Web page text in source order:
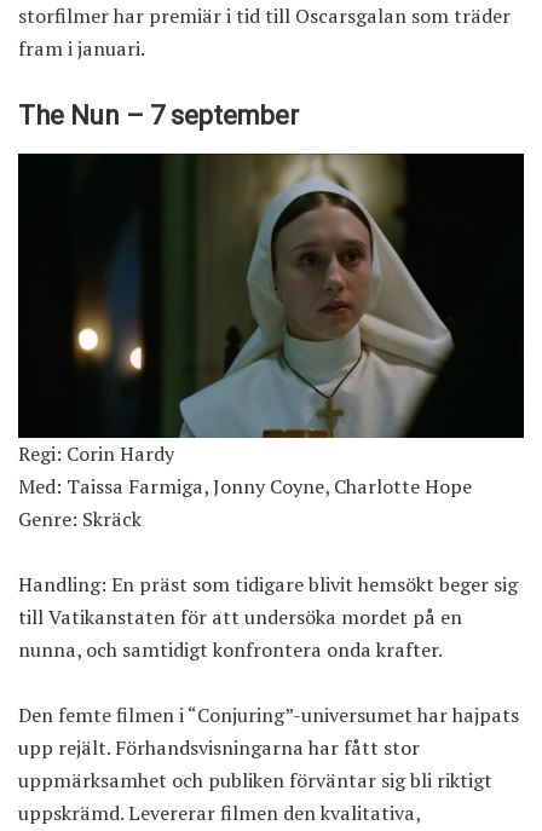
storfilmer har premiär i tid till Oscarsgalan som träder
fram i januari.
The Nun – 7 september
Regi: Corin Hardy
Med: Taissa Farmiga, Jonny Coyne, Charlotte Hope
Genre: Skräck
Handling: En präst som tidigare blivit hemsökt beger sig
till Vatikanstaten för att undersöka mordet på en
nunna, och samtidigt konfrontera onda krafter.
Den femte filmen i “Conjuring”-universumet har hajpats
upp rejält. Förhandsvisningarna har fått stor
uppmärksamhet och publiken förväntar sig bli riktigt
uppskrämd. Levererar filmen den kvalitativa,